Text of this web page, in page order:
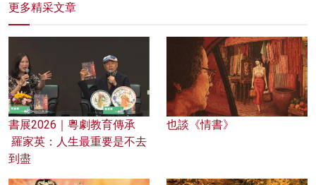
更多精采文章
書展2026｜粵劇教育傳承
羅家英：人生最重要是不去
到盡
也談《情書》